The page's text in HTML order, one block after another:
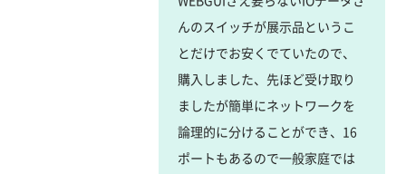
んのスイッチが展示品というこ
とだけでお安くでていたので、
購入しました、先ほど受け取り
ましたが簡単にネットワークを
論理的に分けることができ、16
ポートもあるので一般家庭では